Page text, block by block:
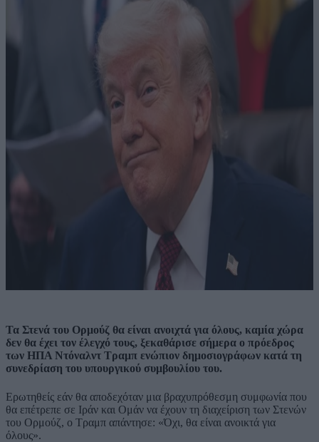
Τα Στενά του Ορμούζ θα είναι ανοιχτά για όλους, καμία χώρα
δεν θα έχει τον έλεγχό τους, ξεκαθάρισε σήμερα ο πρόεδρος
των ΗΠΑ Ντόναλντ Τραμπ ενώπιον δημοσιογράφων κατά τη
συνεδρίαση του υπουργικού συμβουλίου του.
Ερωτηθείς εάν θα αποδεχόταν μια βραχυπρόθεσμη συμφωνία που
θα επέτρεπε σε Ιράν και Ομάν να έχουν τη διαχείριση των Στενών
του Ορμούζ, ο Τραμπ απάντησε: «Όχι, θα είναι ανοικτά για
όλους».